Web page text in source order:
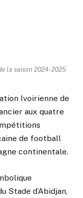
la saison 2024-2025
Ivoirienne de
aux quatre
de football
continentale.
Stade d’Abidjan,